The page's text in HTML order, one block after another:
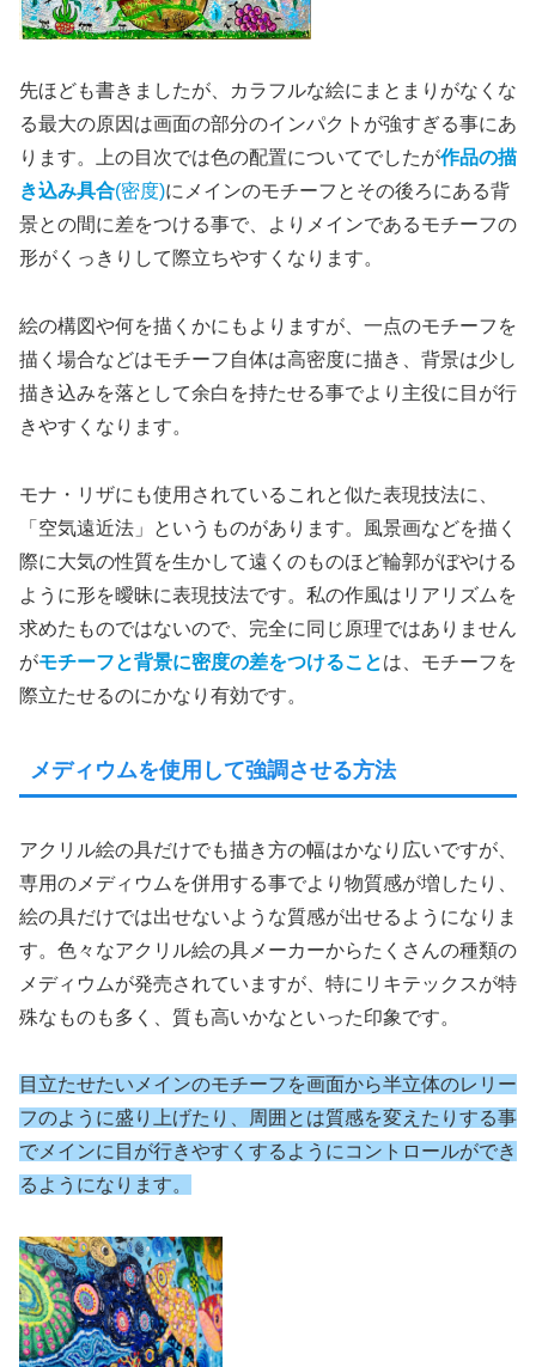
先ほども書きましたが、カラフルな絵にまとまりがなくな
る最大の原因は画面の部分のインパクトが強すぎる事にあ
ります。上の目次では色の配置についてでしたが作品の描
き込み具合(密度)にメインのモチーフとその後ろにある背
景との間に差をつける事で、よりメインであるモチーフの
形がくっきりして際立ちやすくなります。
絵の構図や何を描くかにもよりますが、一点のモチーフを
描く場合などはモチーフ自体は高密度に描き、背景は少し
描き込みを落として余白を持たせる事でより主役に目が行
きやすくなります。
モナ・リザにも使用されているこれと似た表現技法に、
「空気遠近法」というものがあります。風景画などを描く
際に大気の性質を生かして遠くのものほど輪郭がぼやける
ように形を曖昧に表現技法です。私の作風はリアリズムを
求めたものではないので、完全に同じ原理ではありません
がモチーフと背景に密度の差をつけることは、モチーフを
際立たせるのにかなり有効です。
メディウムを使用して強調させる方法
アクリル絵の具だけでも描き方の幅はかなり広いですが、
専用のメディウムを併用する事でより物質感が増したり、
絵の具だけでは出せないような質感が出せるようになりま
す。色々なアクリル絵の具メーカーからたくさんの種類の
メディウムが発売されていますが、特にリキテックスが特
殊なものも多く、質も高いかなといった印象です。
目立たせたいメインのモチーフを画面から半立体のレリー
フのように盛り上げたり、周囲とは質感を変えたりする事
でメインに目が行きやすくするようにコントロールができ
るようになります。